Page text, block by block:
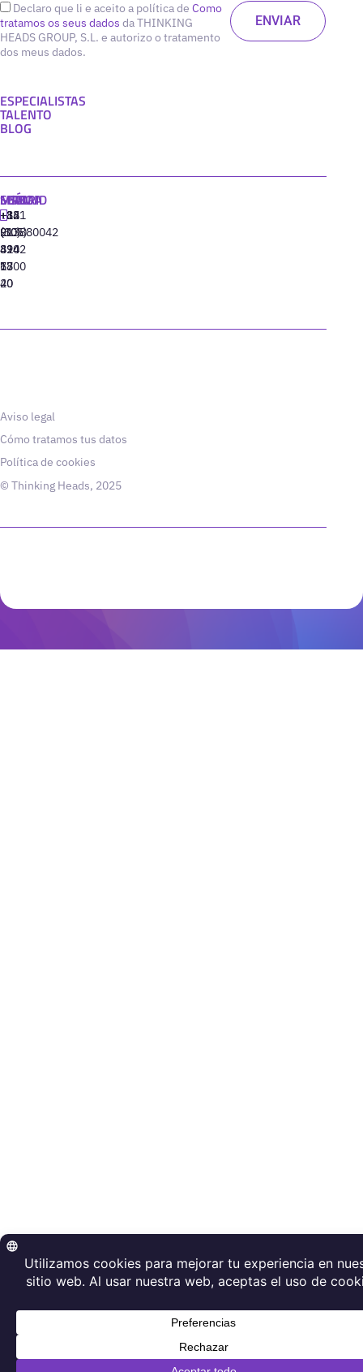
Declaro que li e aceito a política de Como
tratamos os seus dados da THINKING
HEADS GROUP, S.L. e autorizo o tratamento
dos meus dados.
ESPECIALISTAS
TALENTO
BLOG
MADRID
+34
91
310
77
40
MIAMI
+1
(305)
424
13
20
SEÚL
+82
(10)
8942
6800
LISBOA
‪+351
213880042
Aviso legal
Cómo tratamos tus datos
Política de cookies
© Thinking Heads, 2025